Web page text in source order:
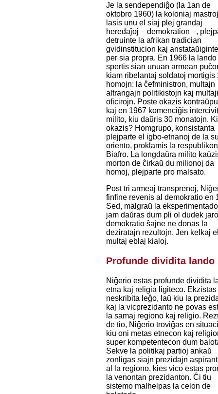
Je la sendependiĝo (la 1an de
oktobro 1960) la koloniaj
lasis unu el siaj plej grandaj
heredaĵoj – demokration –,
detruinte la afrikan tradician
gvidinstitucion kaj
per sia propra. En 1966 la lando
spertis sian unuan armean
kiam ribelantaj soldatoj mortigis
homojn: la ĉefministron, multajn
altrangajn politikistojn kaj
oficirojn. Poste okazis
kaj en 1967 komenciĝis
milito, kiu daŭris 30 monatojn.
okazis? Homgrupo, konsistanta
plejparte el igbo-etnanoj de la
oriento, proklamis la respublikon
Biafro. La longdaŭra milito
morton de ĉirkaŭ du milionoj da
homoj, plejparte pro malsato.
Post tri armeaj transprenoj,
finfine revenis al demokratio en
Sed, malgraŭ la
jam daŭras dum pli ol dudek
demokratio ŝajne ne donas la
deziratajn rezultojn. Jen kelkaj
multaj eblaj kialoj.
Profunde dividita lando
Niĝerio estas profunde dividita
etna kaj religia ligiteco. Ekzistas
neskribita leĝo, laŭ kiu la
kaj la vicprezidanto ne povas
la samaj regiono kaj religio.
de tio, Niĝerio troviĝas en
kiu oni metas etnecon kaj
super kompetentecon dum
Sekve la politikaj partioj ankaŭ
zonligas siajn prezidajn
al la regiono, kies vico estas
la venontan prezidanton. Ĉi tiu
sistemo malhelpas la celon de